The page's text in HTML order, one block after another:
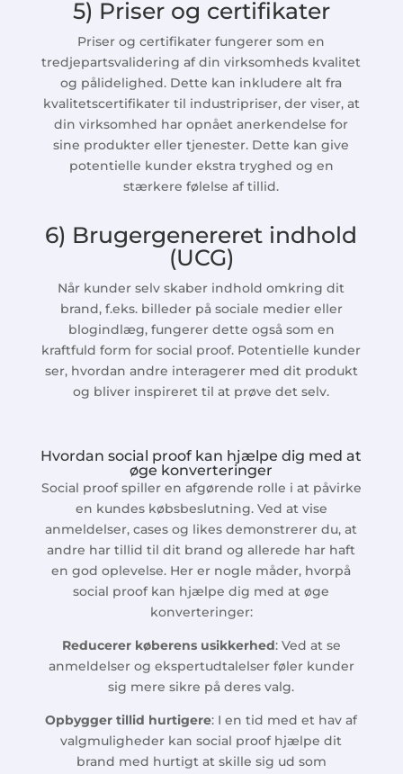
5) Priser og certifikater
Priser og certifikater fungerer som en
tredjepartsvalidering af din virksomheds kvalitet
og pålidelighed. Dette kan inkludere alt fra
kvalitetscertifikater til industripriser, der viser, at
din virksomhed har opnået anerkendelse for
sine produkter eller tjenester. Dette kan give
potentielle kunder ekstra tryghed og en
stærkere følelse af tillid.
6) Brugergenereret indhold
(UCG)
Når kunder selv skaber indhold omkring dit
brand, f.eks. billeder på sociale medier eller
blogindlæg, fungerer dette også som en
kraftfuld form for social proof. Potentielle kunder
ser, hvordan andre interagerer med dit produkt
og bliver inspireret til at prøve det selv.
Hvordan social proof kan hjælpe dig med at
øge konverteringer
Social proof spiller en afgørende rolle i at påvirke
en kundes købsbeslutning. Ved at vise
anmeldelser, cases og likes demonstrerer du, at
andre har tillid til dit brand og allerede har haft
en god oplevelse. Her er nogle måder, hvorpå
social proof kan hjælpe dig med at øge
konverteringer:
Reducerer køberens usikkerhed: Ved at se
anmeldelser og ekspertudtalelser føler kunder
sig mere sikre på deres valg.
Opbygger tillid hurtigere: I en tid med et hav af
valgmuligheder kan social proof hjælpe dit
brand med hurtigt at skille sig ud som